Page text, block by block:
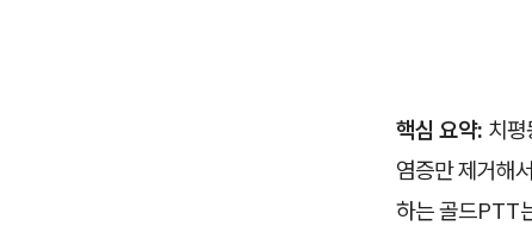
핵심 요약: 치
염증만 제거해
하는 골드PTT